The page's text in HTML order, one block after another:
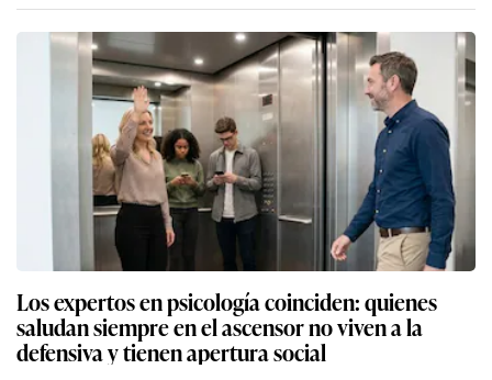
Los expertos en psicología coinciden: quienes
saludan siempre en el ascensor no viven a la
defensiva y tienen apertura social